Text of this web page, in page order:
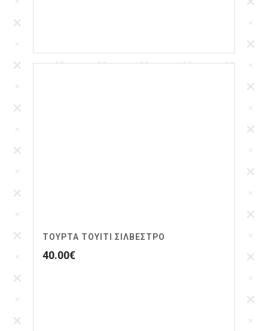
ΤΟΥΡΤΑ ΤΟΥΙΤΙ ΣΙΛΒΕΣΤΡΟ
40.00€